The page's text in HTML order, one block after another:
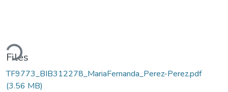
Loading...
Files
TF9773_BIB312278_MariaFernanda_Perez-Perez.pdf
(3.56 MB)